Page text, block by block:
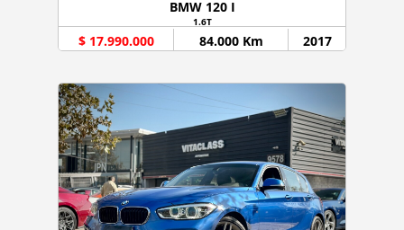
BMW 120 I
1.6T
$ 17.990.000 84.000 Km 2017